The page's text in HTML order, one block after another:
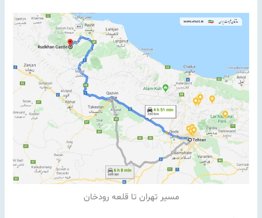
مسیر تهران تا قلعه رودخان